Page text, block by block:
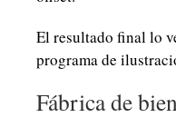
El resultado final lo
programa de
Fábrica de